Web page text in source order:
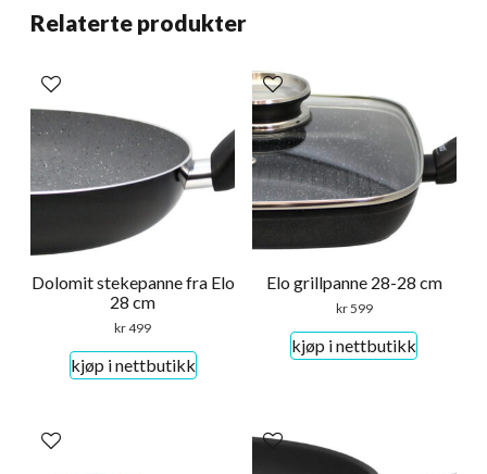
Relaterte produkter
Dolomit stekepanne fra Elo
28 cm
kr499
kjøp i nettbutikk
Elo grillpanne 28-28 cm
kr599
kjøp i nettbutikk